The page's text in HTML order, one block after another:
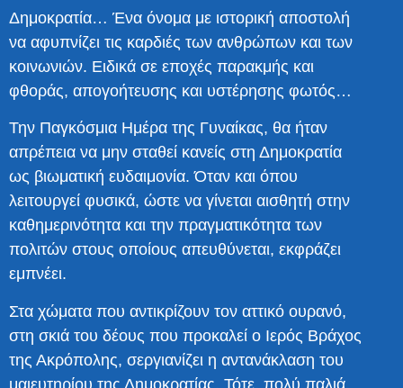
Δημοκρατία… Ένα όνομα με ιστορική αποστολή
να αφυπνίζει τις καρδιές των ανθρώπων και των
κοινωνιών. Ειδικά σε εποχές παρακμής και
φθοράς, απογοήτευσης και υστέρησης φωτός…
Την Παγκόσμια Ημέρα της Γυναίκας, θα ήταν
απρέπεια να μην σταθεί κανείς στη Δημοκρατία
ως βιωματική ευδαιμονία. Όταν και όπου
λειτουργεί φυσικά, ώστε να γίνεται αισθητή στην
καθημερινότητα και την πραγματικότητα των
πολιτών στους οποίους απευθύνεται, εκφράζει
εμπνέει.
Στα χώματα που αντικρίζουν τον αττικό ουρανό,
στη σκιά του δέους που προκαλεί ο Ιερός Βράχος
της Ακρόπολης, σεργιανίζει η αντανάκλαση του
μαιευτηρίου της Δημοκρατίας. Τότε, πολύ παλιά,